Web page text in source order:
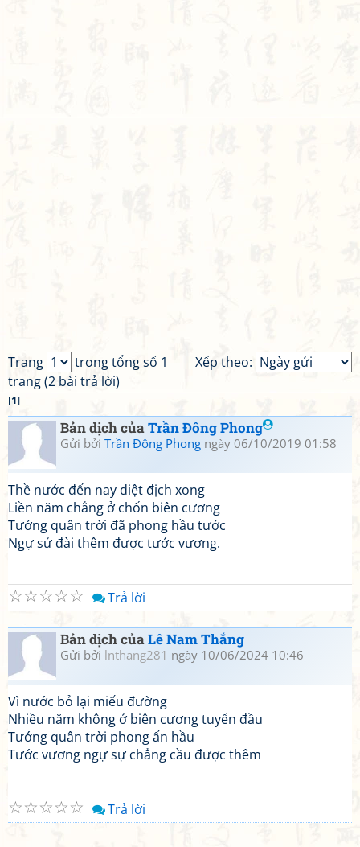
Xếp theo:
Trang
trong tổng số 1
trang (2 bài trả lời)
[1]
Bản dịch củaTrần Đông Phong
Gửi bởi Trần Đông Phong ngày 06/10/2019 01:58
Thề nước đến nay diệt địch xong
Liền năm chẳng ở chốn biên cương
Tướng quân trời đã phong hầu tước
Ngự sử đài thêm được tước vương.
☆
☆
☆
☆
☆ Trả lời
Bản dịch củaLê Nam Thắng
Gửi bởi lnthang281 ngày 10/06/2024 10:46
Vì nước bỏ lại miếu đường
Nhiều năm không ở biên cương tuyến đầu
Tướng quân trời phong ấn hầu
Tước vương ngự sự chẳng cầu được thêm
☆
☆
☆
☆
☆ Trả lời